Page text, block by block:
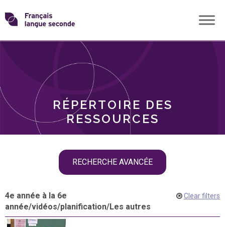
Skip
toTransformons
langue
RÉPERTOIRE DES
RESSOURCES
RECHERCHE AVANCÉE
THÈMES
4e année à la 6e
année/vidéos/planification/Les autres
Clear filters